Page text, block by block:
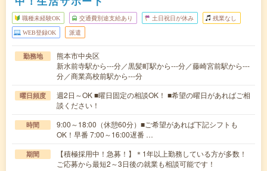
職種未経験OK 交通費別途支給あり 土日祝日が休み 残業なし
WEB登録OK 派遣
勤務地
熊本市中央区
新水前寺駅から---分／黒髪町駅から---分／藤崎宮前駅から---
分／商業高校前駅から---分
曜日頻度
週2日～OK ■曜日固定の相談OK！ ■希望の曜日があればご相
談ください！
時間
9:00～18:00（休憩60分）■ご希望があれば下記シフトも
OK！早番 7:00～16:00遅番 …
期間
【積極採用中！急募！】＊1年以上勤務している方が多数！
ご応募から最短2～3日後の就業も相談可能です！